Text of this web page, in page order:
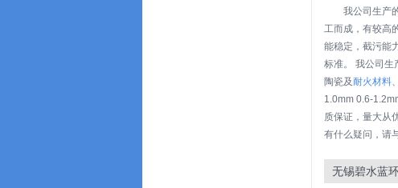
我公司生产
工而成，有较高
能稳定，截污能
标准。 我公司生
陶瓷及耐火材料
1.0mm 0.6-
质保证，量大从
有什么疑问，请
无锡碧水蓝